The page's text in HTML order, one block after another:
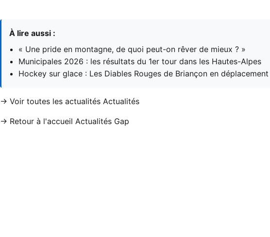
À lire aussi :
« Une pride en montagne, de quoi peut-on rêver de mieux ? »
Municipales 2026 : les résultats du 1er tour dans les Hautes-Alpes
Hockey sur glace : Les Diables Rouges de Briançon en
→ Voir toutes les actualités Actualités
→ Retour à l'accueil Actualités Gap